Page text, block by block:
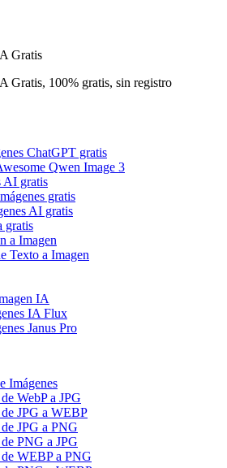
Gratis
Gratis, 100% gratis, sin registro
ChatGPT gratis
Qwen Image 3
AI gratis
gratis
AI gratis
gratis
a Imagen
Texto a Imagen
IA
IA Flux
Janus Pro
Imágenes
WebP a JPG
JPG a WEBP
JPG a PNG
PNG a JPG
WEBP a PNG